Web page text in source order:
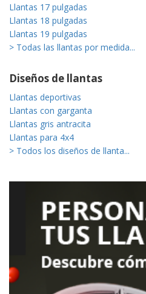
Llantas 17 pulgadas
Llantas 18 pulgadas
Llantas 19 pulgadas
> Todas las llantas por medida...
Diseños de llantas
Llantas deportivas
Llantas con garganta
Llantas gris antracita
Llantas para 4x4
> Todos los diseños de llanta...